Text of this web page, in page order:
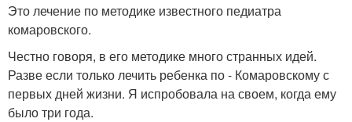
Это лечение по методике известного педиатра
комаровского.
Честно говоря, в его методике много странных идей.
Разве если только лечить ребенка по - Комаровскому с
первых дней жизни. Я испробовала на своем, когда ему
было три года.